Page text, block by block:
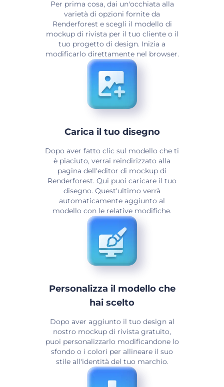
Per prima cosa, dai un'occhiata alla
varietà di opzioni fornite da
Renderforest e scegli il modello di
mockup di rivista per il tuo cliente o il
tuo progetto di design. Inizia a
modificarlo direttamente nel browser.
Carica il tuo disegno
Dopo aver fatto clic sul modello che ti
è piaciuto, verrai reindirizzato alla
pagina dell'editor di mockup di
Renderforest. Qui puoi caricare il tuo
disegno. Quest'ultimo verrà
automaticamente aggiunto al
modello con le relative modifiche.
Personalizza il modello che
hai scelto
Dopo aver aggiunto il tuo design al
nostro mockup di rivista gratuito,
puoi personalizzarlo modificandone lo
sfondo o i colori per allineare il suo
stile all'identità del tuo marchio.